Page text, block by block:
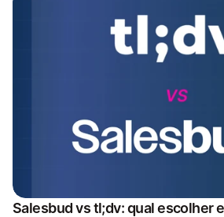
Salesbud vs tl;dv: qual escolher